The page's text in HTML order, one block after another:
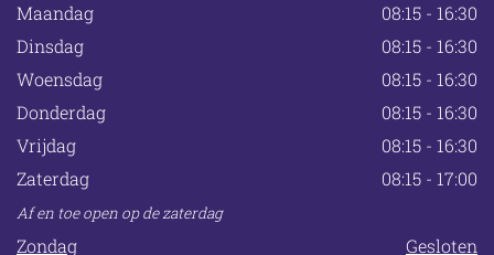
Maandag
08:15 - 16:30
Dinsdag
08:15 - 16:30
Woensdag
08:15 - 16:30
Donderdag
08:15 - 16:30
Vrijdag
08:15 - 16:30
Zaterdag
08:15 - 17:00
Af en toe open op de zaterdag
Zondag Gesloten